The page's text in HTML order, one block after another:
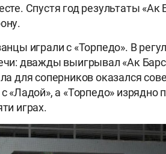
Спустя год результаты
играли с «Торпедо». В
дважды выигрывал «Ак
для соперников оказался
«Ладой», а «Торпедо»
играх.